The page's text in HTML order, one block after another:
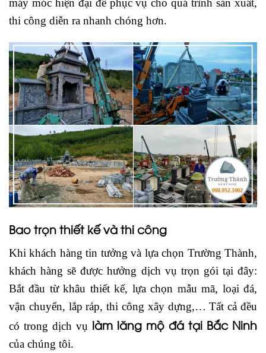
máy móc hiện đại để phục vụ cho quá trình sản xuất,
thi công diễn ra nhanh chóng hơn.
Bao trọn thiết kế và thi công
Khi khách hàng tin tưởng và lựa chọn Trường Thành,
khách hàng sẽ được hưởng dịch vụ trọn gói tại đây:
Bắt đầu từ khâu thiết kế, lựa chọn mẫu mã, loại đá,
vận chuyển, lắp ráp, thi công xây dựng,… Tất cả đều
có trong dịch vụ làm lăng mộ đá tại Bắc Ninh
của chúng tôi.